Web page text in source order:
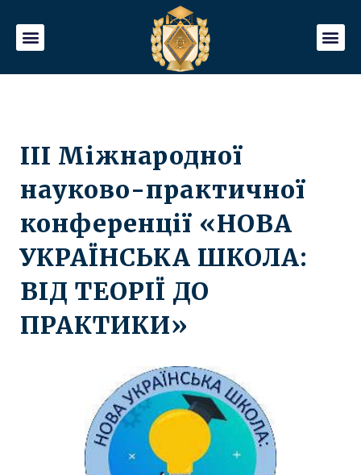
ІІІ Міжнародної
науково-практичної
конференції «НОВА
УКРАЇНСЬКА ШКОЛА:
ВІД ТЕОРІЇ ДО
ПРАКТИКИ»